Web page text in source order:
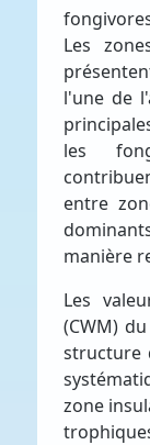
Les
l'une de
les
entre
manière
Les
(CWM)
structure
zone